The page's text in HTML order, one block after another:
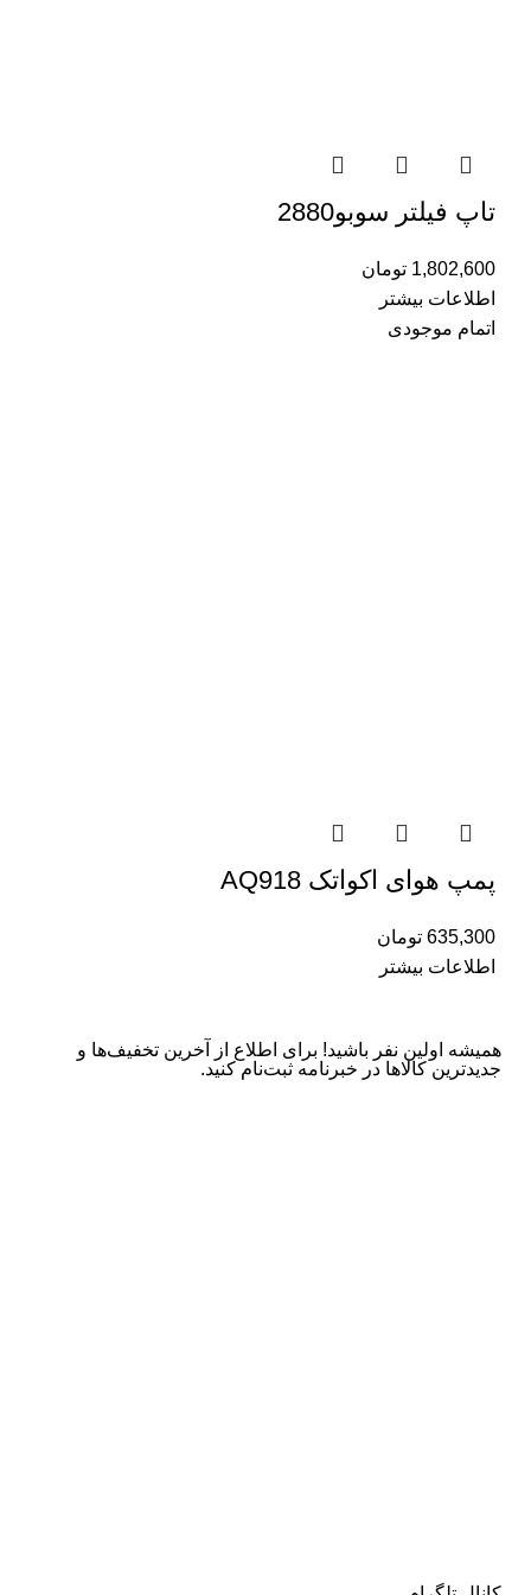
تاپ فیلتر سوبو2880
1,802,600 تومان
اطلاعات بیشتر
اتمام موجودی
پمپ هوای اکواتک AQ918
635,300 تومان
اطلاعات بیشتر
همیشه اولین نفر باشید! برای اطلاع از آخرین تخفیف‌ها و
جدیدترین کالاها در خبرنامه ثبت‌نام کنید.